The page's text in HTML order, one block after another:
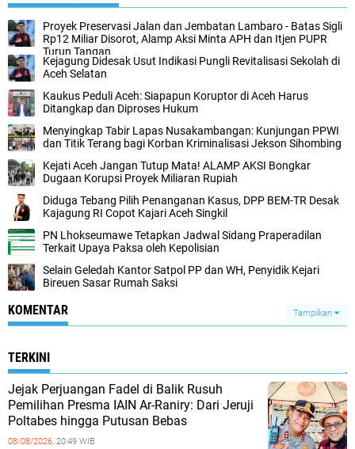
Proyek Preservasi Jalan dan Jembatan Lambaro - Batas Sigli
Rp12 Miliar Disorot, Alamp Aksi Minta APH dan Itjen PUPR
Turun Tangan
Kejagung Didesak Usut Indikasi Pungli Revitalisasi Sekolah di
Aceh Selatan
Kaukus Peduli Aceh: Siapapun Koruptor di Aceh Harus
Ditangkap dan Diproses Hukum
Menyingkap Tabir Lapas Nusakambangan: Kunjungan PPWI
dan Titik Terang bagi Korban Kriminalisasi Jekson Sihombing
Kejati Aceh Jangan Tutup Mata! ALAMP AKSI Bongkar
Dugaan Korupsi Proyek Miliaran Rupiah
Diduga Tebang Pilih Penanganan Kasus, DPP BEM-TR Desak
Kajagung RI Copot Kajari Aceh Singkil
PN Lhokseumawe Tetapkan Jadwal Sidang Praperadilan
Terkait Upaya Paksa oleh Kepolisian
Selain Geledah Kantor Satpol PP dan WH, Penyidik Kejari
Bireuen Sasar Rumah Saksi
KOMENTAR Tampilkan
TERKINI
Jejak Perjuangan Fadel di Balik Rusuh
Pemilihan Presma IAIN Ar-Raniry: Dari Jeruji
Poltabes hingga Putusan Bebas
08/08/2026, 20:49 WIB